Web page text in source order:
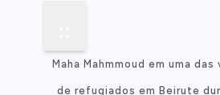
Maha Mahmmoud em uma
de refugiados em Beirute